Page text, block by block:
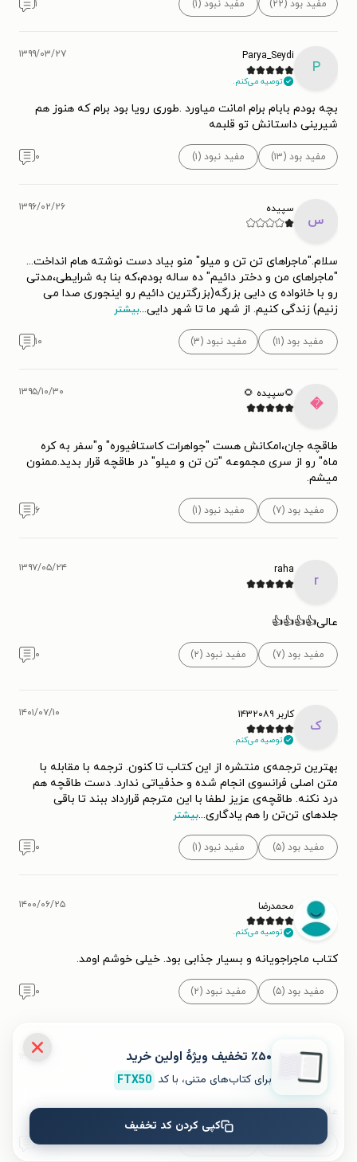
مفید بود (۲۲) مفید نبود (۱) ۱
P
Parya_Seydi
توصیه می‌کنم.
۱۳۹۹/۰۳/۲۷
بچه بودم بابام برام امانت میاورد .طوری رویا بود برام که هنوز هم
شیرینی داستانش تو قلبمه
مفید بود (۱۳) مفید نبود (۱) ۰
س
سپیده ۱۳۹۶/۰۲/۲۶
سلام."ماجراهای تن تن و میلو" منو بیاد دست نوشته هام انداخت...
"ماجراهای من و دختر دائیم" ده ساله بودم،که بنا به شرایطی،مدتی
رو با خانواده ی دایی بزرگه(بزرگترین دائیم رو اینجوری صدا می
زنیم) زندگی کنیم. از شهر ما تا شهر دایی...بیشتر
مفید بود (۱۱) مفید نبود (۳) ۱۰

🌻سپیده 🌻 ۱۳۹۵/۱۰/۳۰
طاقچه جان،امکانش هست "جواهرات کاستافیوره" و"سفر به کره
ماه" رو از سری مجموعه "تن تن و میلو" در طاقچه قرار بدید.ممنون
میشم.
مفید بود (۷) مفید نبود (۱) ۶
r
raha ۱۳۹۷/۰۵/۲۴
عالی👍👍👍👍
مفید بود (۷) مفید نبود (۲) ۰
ک
کاربر ۱۴۳۲۰۸۹
توصیه می‌کنم.
۱۴۰۱/۰۷/۱۰
بهترین ترجمه‌ی منتشره از این کتاب تا کنون. ترجمه با مقابله با
متن اصلی فرانسوی انجام شده و حذفیاتی ندارد. دست طاقچه هم
درد نکنه. طاقچه‌ی عزیز لطفا با این مترجم قرارداد ببند تا باقی
جلدهای تن‌تن را هم یادگاری...بیشتر
مفید بود (۵) مفید نبود (۱) ۰
محمدرضا
توصیه می‌کنم.
۱۴۰۰/۰۶/۲۵
کتاب ماجراجویانه و بسیار جذابی بود. خیلی خوشم اومد.
مفید بود (۵) مفید نبود (۲) ۰

توصیه می‌کنم.
۱۳۹۹/۰۷/۱۵
عالی😊👌🏻👌🏻
مفید بود (۷) مفید نبود (۴) ۰
٪۵۰ تخفیف ویژۀ اولین خرید
برای کتاب‌های متنی، با کد FTX50
کپی کردن کد تخفیف